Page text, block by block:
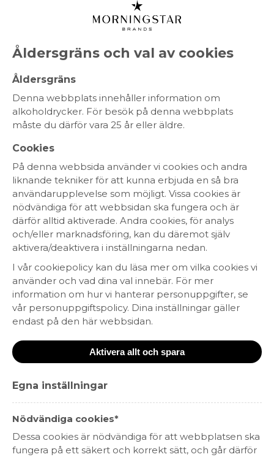
Mousserande
RÖTT VIN VITT VIN
CHAMPAGNE
Ekologiskt
KRAV-märkt
Fairtrade
Fair for Life
Fair´n Green
WIETA
NYHET
NS della Neve Extra Brut Rosé
Metodo Classico
MOUSSERANDE
PIEMONTE, ITALIEN
Åldersgräns och val av cookies
Åldersgräns
Denna webbplats innehåller information om
alkoholdrycker. För besök på denna webbplats
måste du därför vara 25 år eller äldre.
Cookies
På denna webbsida använder vi cookies och andra
liknande tekniker för att kunna erbjuda en så bra
användarupplevelse som möjligt. Vissa cookies är
nödvändiga för att webbsidan ska fungera och är
därför alltid aktiverade. Andra cookies, för analys
och/eller marknadsföring, kan du däremot själv
aktivera/deaktivera i inställningarna nedan.
I vår cookiepolicy kan du läsa mer om vilka cookies vi
använder och vad dina val innebär. För mer
information om hur vi hanterar personuppgifter, se
vår personuppgiftspolicy. Dina inställningar gäller
endast på den här webbsidan.
Aktivera allt och spara
Egna inställningar
Nödvändiga cookies*
Dessa cookies är nödvändiga för att webbplatsen ska
fungera på ett säkert och korrekt sätt, och går därför